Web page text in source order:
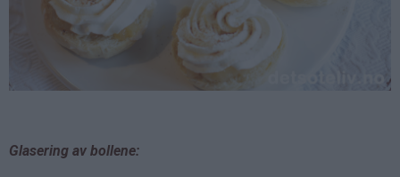
Glasering av bollene: